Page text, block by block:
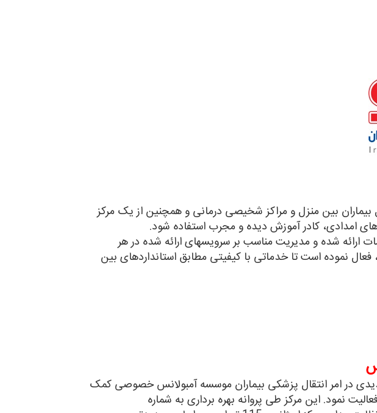
بین منزل و مراکز شخیصی درمانی و همچنین از یک مرکز
امدادی، کادر آموزش دیده و مجرب استفاده شود.
ارائه شده و مدیریت مناسب بر سرویسهای ارائه شده در هر
نموده است تا خدماتی با کیفیتی مطابق استانداردهای بین
در امر انتقال پزشکی بیماران موسسه آمبولانس خصوصی کمک
به فعالیت نمود. این مرکز طی پروانه بهره برداری به شماره